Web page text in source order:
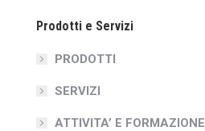
Prodotti e Servizi
PRODOTTI
SERVIZI
ATTIVITA’ E FORMAZIONE